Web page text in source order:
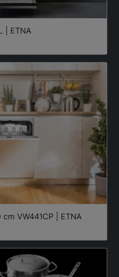
| ETNA
VW441CP | ETNA